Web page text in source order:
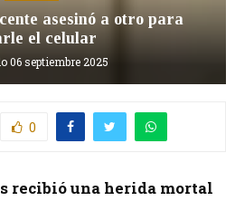
asesinó a otro para
el celular
06 septiembre 2025
0
recibió una herida mortal